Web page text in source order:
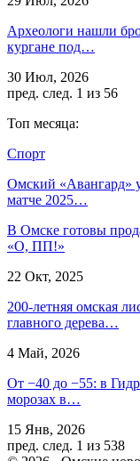
Археологи нашли
кургане под…
30 Июл, 2026
пред. след. 1 из 56
Топ месяца:
Спорт
Омский «Авангард»
матче 2025…
В Омске готовы
«О, ПП!»
22 Окт, 2025
200-летняя омская
главного дерева…
4 Май, 2026
От −40 до −55: в
морозах в…
15 Янв, 2026
пред. след. 1 из 538